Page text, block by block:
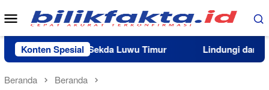
Loncat
ke
konten
Menu
Mobile
Konten Spesial
Pesan Sekda Luwu Timur Lindungi dan Cegah Klaim
Beranda Beranda